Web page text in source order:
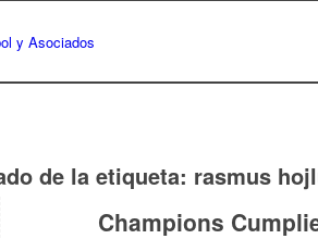
de la etiqueta: rasmus
Champions